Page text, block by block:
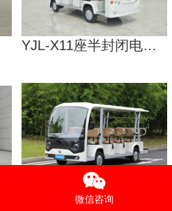
YJL-X11座半封闭电动观光车
微信咨询